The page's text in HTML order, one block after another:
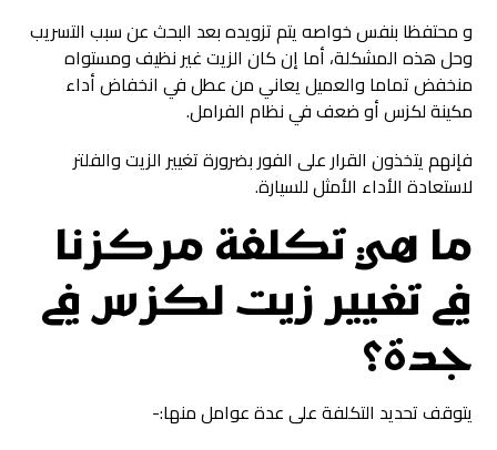
و محتفظا بنفس خواصه يتم تزويده بعد البحث عن سبب التسريب
وحل هذه المشكلة، أما إن كان الزيت غير نظيف ومستواه
منخفض تماما والعميل يعاني من عطل في انخفاض أداء
مكينة لكزس أو ضعف في نظام الفرامل.
فإنهم يتخذون القرار على الفور بضرورة تغيير الزيت والفلتر
لاستعادة الأداء الأمثل للسيارة.
ما هي تكلفة مركزنا
فيتغيير زيت لكزس في
جدة؟
يتوقف تحديد التكلفة على عدة عوامل منها:-